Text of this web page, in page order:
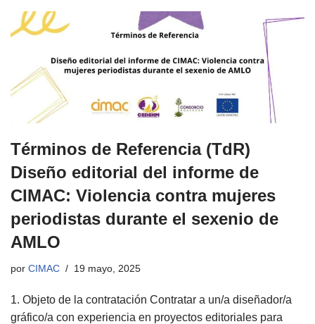
Términos de Referencia (TdR)
Diseño editorial del informe de
CIMAC: Violencia contra mujeres
periodistas durante el sexenio de
AMLO
por CIMAC 19 mayo, 2025
1. Objeto de la contratación Contratar a un/a diseñador/a
gráfico/a con experiencia en proyectos editoriales para